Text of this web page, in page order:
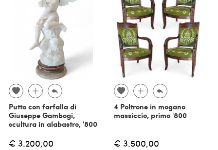
Putto con farfalla di
Giuseppe Gambogi,
scultura in alabastro, '800
€ 3.200,00
4 Poltrone in mogano
massiccio, primo '800
€ 3.500,00